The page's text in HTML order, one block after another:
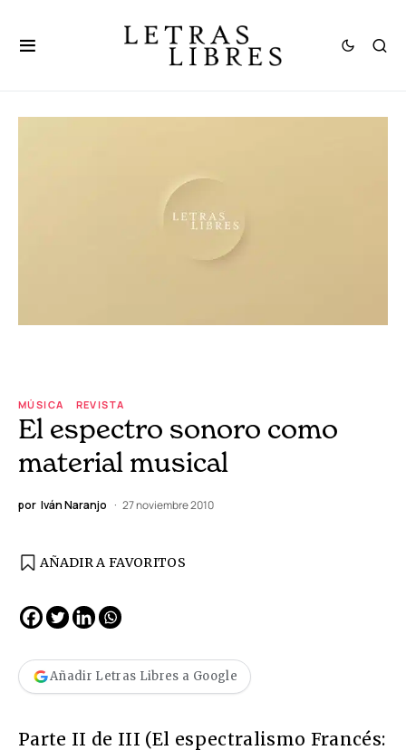
MÚSICA REVISTA
El espectro sonoro como
material musical
por Iván Naranjo 27 noviembre 2010
AÑADIR A FAVORITOS
Añadir Letras Libres a Google
Parte II de III (El espectralismo Francés: